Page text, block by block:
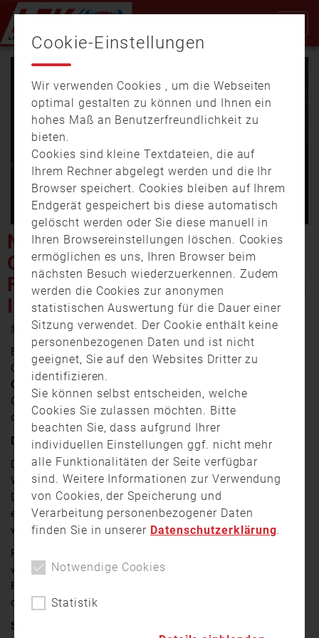
Video
NEUBÄU AM SEE: 12.000
QUADRATMETER WALD IN
FLAMMEN – HUBSCHRAUBER
IM EINSATZ
28. Mai 2026 14:31
Bei einem
Waldbrand bei Neubäu am See
Cham sind am Mittwochabend rund
Quadratmeter Waldfläche
Großeinsatz forderte zahlreiche Einsatzkräfte und
dauerte bis nach Mitternacht.
Dichter Rauch und meterhohe Flammen
Das Feuer brach in einem schwer zugänglichen
Waldstück neben dem Bahnhof in Neubäu am See aus.
Dichter Rauch sowie bis zu zwei Meter hohe Flammen
erschwerten die Löscharbeiten erheblich. Zusätzlich
wurde das Feuer durch starken Wind weiter angefacht.
Rund
waren vor Ort im Einsatz. Unterstützt wurden die
Feuerwehren von Landwirten sowie Hubschraubern aus
der Luft.
Straße zeitweise gesperrt
Cookie-Einstellungen
Wir verwenden Cookies , um die Webseiten
optimal gestalten zu können und Ihnen ein
hohes Maß an Benutzerfreundlichkeit zu
bieten.
Cookies sind kleine Textdateien, die auf
Ihrem Rechner abgelegt werden und die Ihr
Browser speichert. Cookies bleiben auf Ihrem
Endgerät gespeichert bis diese automatisch
gelöscht werden oder Sie diese manuell in
Ihren Browsereinstellungen löschen. Cookies
ermöglichen es uns, Ihren Browser beim
nächsten Besuch wiederzuerkennen. Zudem
werden die Cookies zur anonymen
statistischen Auswertung für die Dauer einer
Sitzung verwendet. Der Cookie enthält keine
personenbezogenen Daten und ist nicht
geeignet, Sie auf den Websites Dritter zu
identifizieren.
Sie können selbst entscheiden, welche
Cookies Sie zulassen möchten. Bitte
beachten Sie, dass aufgrund Ihrer
individuellen Einstellungen ggf. nicht mehr
alle Funktionalitäten der Seite verfügbar
sind. Weitere Informationen zur Verwendung
von Cookies, der Speicherung und
Verarbeitung personenbezogener Daten
finden Sie in unserer Datenschutzerklärung.
Notwendige Cookies
Statistik